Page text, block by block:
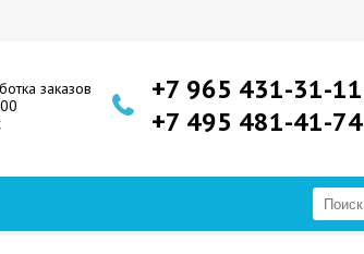
заказов
+7 965 431-31-11
+7 495 481-41-74